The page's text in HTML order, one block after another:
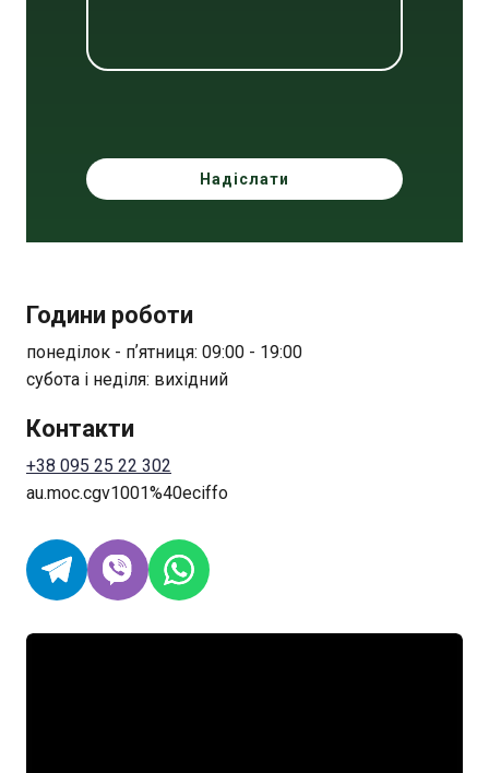
Надіслати
Години роботи
понеділок - пʼятниця: 09:00 - 19:00
субота і неділя: вихідний
Контакти
+38 095 25 22 302
au.moc.cgv1001%40eciffo